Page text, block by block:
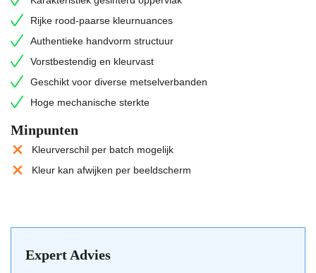
bestand tegen de wisselende Nederlandse weersinvloeden. Je kunt
deze steen verwerken in zowel wildverband als
halfsteensverband, afhankelijk van het gewenste visuele ritme in
de gevel.
Nieuwbouw van woningen en appartementen
Renovatie van historische panden
Tuinmuren en erfafscheidingen
Plinten en accenten in gevelontwerpen
moderne architectuur waarbij een stoere, bijna rauwe uitstraling
gewenst is. Ook in de traditionele woningbouw, zoals bij statige
Rijke rood-paarse kleurnuances
Authentieke handvorm structuur
Vorstbestendig en kleurvast
Geschikt voor diverse metselverbanden
Hoge mechanische sterkte
Minpunten
Kleurverschil per batch mogelijk
Kleur kan afwijken per beeldscherm
Expert Advies